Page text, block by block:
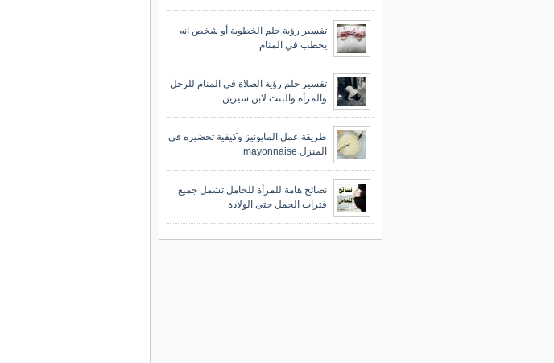
تفسير رؤية حلم الخطوبة أو شخص انه
يخطب في المنام
تفسير حلم رؤية الصلاة في المنام للرجل
والمرأة والبنت لابن سيرين
طريقة عمل المايونيز وكيفية تحضيره في
المنزل mayonnaise
نصائح هامة للمرأة للحامل تشمل جميع
فترات الحمل حتى الولادة